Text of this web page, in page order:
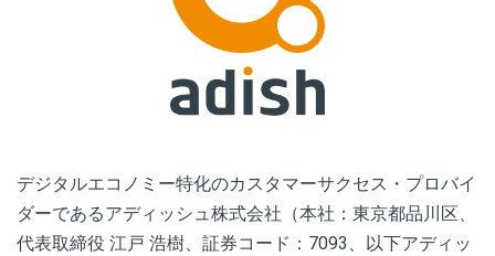
デジタルエコノミー特化のカスタマーサクセス・プロバイ
ダーであるアディッシュ株式会社（本社：東京都品川区、
代表取締役 江戸 浩樹、証券コード：7093、以下アディッ